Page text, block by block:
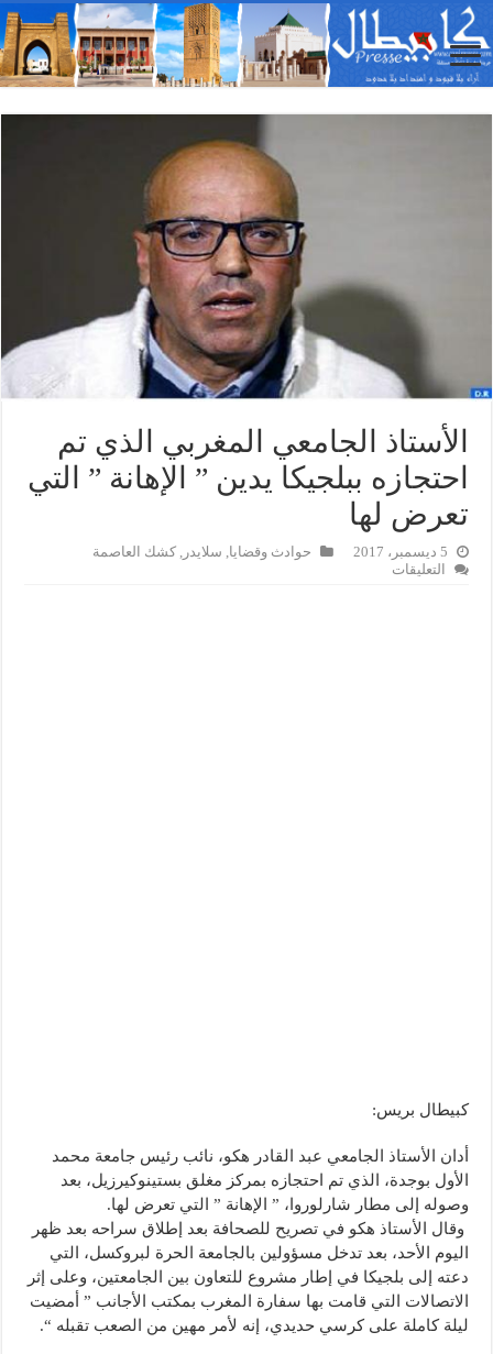
الأستاذ الجامعي المغربي الذي تم
احتجازه ببلجيكا يدين ” الإهانة ” التي
تعرض لها
5 ديسمبر، 2017 حوادث وقضايا سلايدر ,كشك العاصمة
التعليقات
كبيطال بريس:
أدان الأستاذ الجامعي عبد القادر هكو، نائب رئيس جامعة محمد
الأول بوجدة، الذي تم احتجازه بمركز مغلق بستينوكيرزيل، بعد
وصوله إلى مطار شارلوروا، ” الإهانة ” التي تعرض لها.
وقال الأستاذ هكو في تصريح للصحافة بعد إطلاق سراحه بعد ظهر
اليوم الأحد، بعد تدخل مسؤولين بالجامعة الحرة لبروكسل، التي
دعته إلى بلجيكا في إطار مشروع للتعاون بين الجامعتين، وعلى إثر
الاتصالات التي قامت بها سفارة المغرب بمكتب الأجانب ” أمضيت
ليلة كاملة على كرسي حديدي، إنه لأمر مهين من الصعب تقبله “.